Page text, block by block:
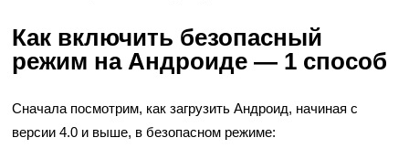
Как включить безопасный
режим на Андроиде — 1 способ
Сначала посмотрим, как загрузить Андроид, начиная с
версии 4.0 и выше, в безопасном режиме: